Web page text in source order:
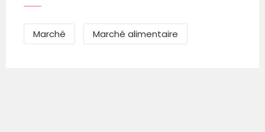
Marché Marché alimentaire